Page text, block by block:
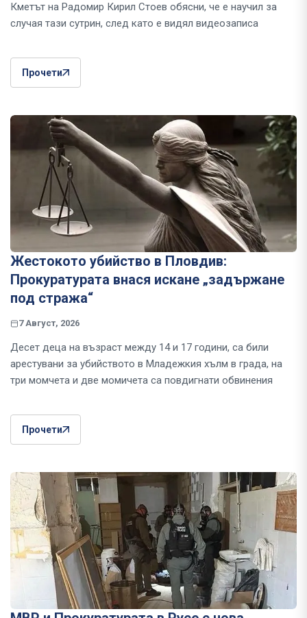
Кметът на Радомир Кирил Стоев обясни, че е научил за
случая тази сутрин, след като е видял видеозаписа
Прочети
Жестокото убийство в Пловдив:
Прокуратурата внася искане „задържане
под стража“
7 Август, 2026
Десет деца на възраст между 14 и 17 години, са били
арестувани за убийството в Младежкия хълм в града, на
три момчета и две момичета са повдигнати обвинения
Прочети